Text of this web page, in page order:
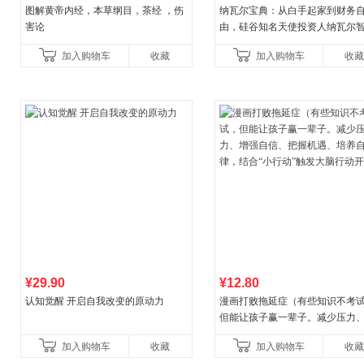
图解黄帝内经，本草纲目，茶经 ，伤
害论
加入购物车 收藏
纳瓦尔宝典：从白手起家到财务
由，硅谷知名天使投资人纳瓦尔
加入购物车
收藏
¥29.90
认知觉醒 开启自我改变的原动力
加入购物车 收藏
¥12.80
漫画打败拖延症（有些知识不考
但能让孩子赢一辈子。减少压力
合“小行动”触发大脑行动开
加入购物车 收藏